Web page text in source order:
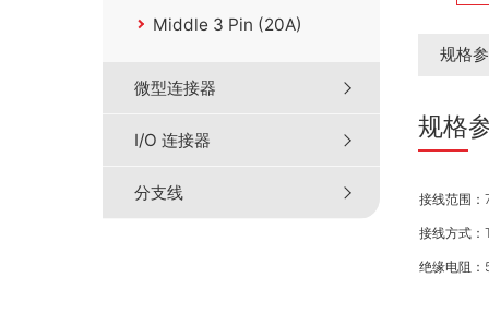
Middle 3 Pin (20A)
微型连接器
I/O 连接器
分支线
规格
规格
接线范围：
接线方式
绝缘电阻